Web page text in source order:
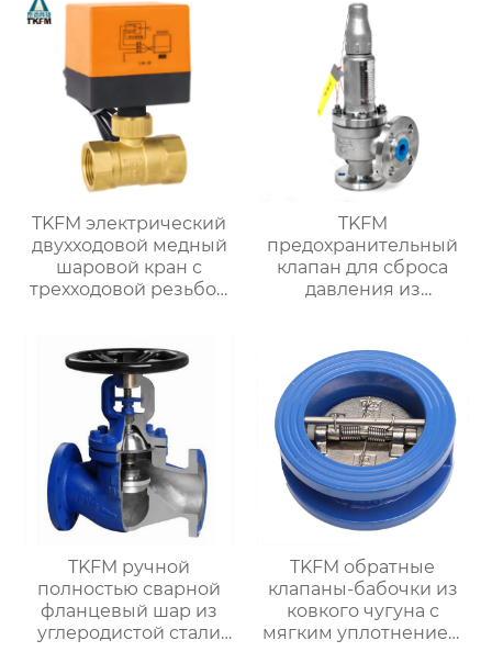
нержавеющей стали с
фтористой
футеровкой ptfe CF8M
с турбинным
наконечником
TKFM электрический
двухходовой медный
шаровой кран с
трехходовой резьбой
TKFM
предохранительный
клапан для сброса
давления из
системы
TKFM ручной
полностью сварной
фланцевый шар из
углеродистой стали
TKFM обратные
клапаны-бабочки из
ковкого чугуна с
мягким уплотнением